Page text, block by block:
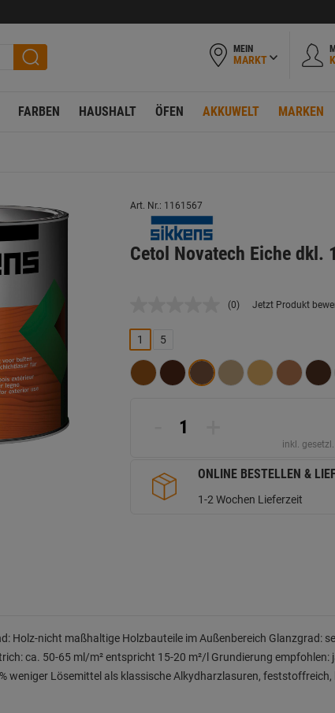
MEIN
MARKT
FARBEN HAUSHALT ÖFEN AKKUWELT MARKEN
Art. Nr.: 1161567
Cetol Novatech Eiche dkl.
Kein
derselben
Seite.
(0) Jetzt Produkt
1 5
inkl.
ONLINE BESTELLEN &
1-2 Wochen Lieferzeit
Holz-nicht maßhaltige Holzbauteile im Außenbereich Glanzgrad:
ca. 50-65 ml/m² entspricht 15-20 m²/l Grundierung empfohlen:
weniger Lösemittel als klassische Alkydharzlasuren, feststoffreich,